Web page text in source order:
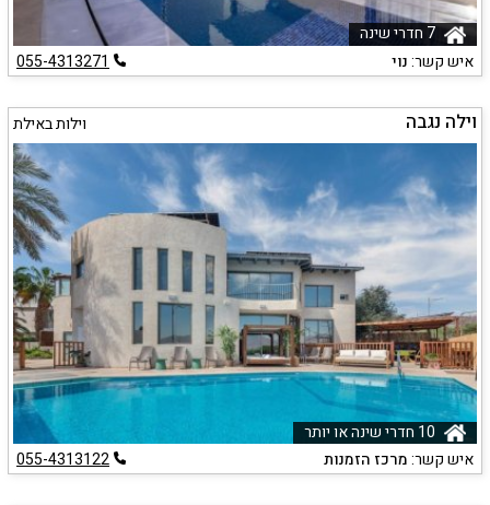
איש קשר:נוי 055-4313271
וילה נגבה וילות באילת
איש קשר:מרכז הזמנות 055-4313122